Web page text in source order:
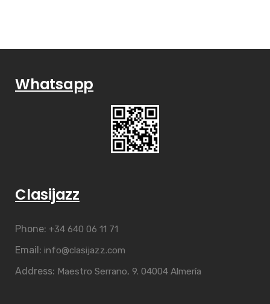
Whatsapp
Clasijazz
Phone: +34 640 06 11 71
Email: info@clasijazz.com
Address: Maestro Serrano, 9. 04004 Almería